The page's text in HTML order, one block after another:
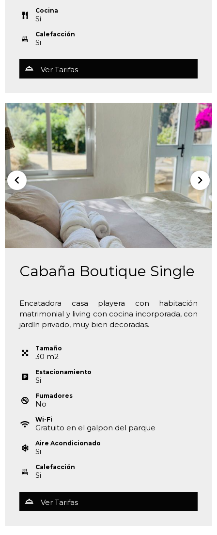
Cocina
Si
Calefacción
Si
Ver Tarifas
Cabaña Boutique Single
Encatadora casa playera con habitación
matrimonial y living con cocina incorporada, con
jardín privado, muy bien decoradas.
Tamaño
30 m2
Estacionamiento
Si
Fumadores
No
Wi-Fi
Gratuito en el galpon del parque
Aire Acondicionado
Si
Calefacción
Si
Ver Tarifas